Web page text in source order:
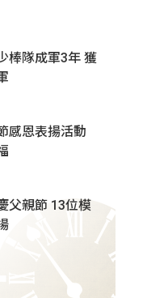
棒隊成軍3年 獲
感恩表揚活動
父親節 13位模